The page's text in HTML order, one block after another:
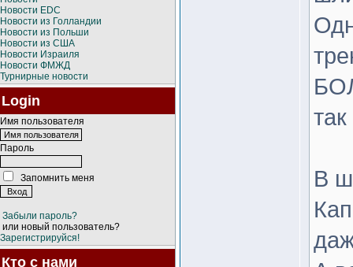
Новости EDC
Новости из Голландии
Новости из Польши
Новости из США
Новости Израиля
Новости ФМЖД
Турнирные новости
Login
Имя пользователя
Пароль
Запомнить меня
Забыли пароль?
или новый пользователь?
Зарегистрируйся!
Кто с нами
В